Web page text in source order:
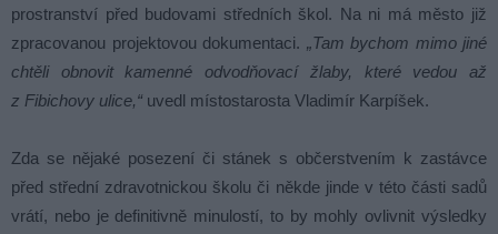
prostranství před budovami středních škol. Na ni má město již
zpracovanou projektovou dokumentaci. „Tam bychom mimo jiné
chtěli obnovit kamenné odvodňovací žlaby, které vedou až
z Fibichovy ulice,“ uvedl místostarosta Vladimír Karpíšek.
Zda se nějaké posezení či stánek s občerstvením k zastávce
před střední zdravotnickou školu či někde jinde v této části sadů
vrátí, nebo je definitivně minulostí, to by mohly ovlivnit výsledky